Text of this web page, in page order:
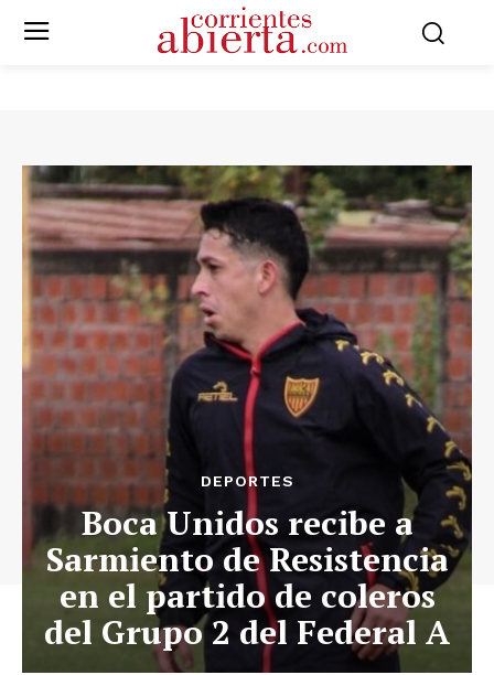
DEPORTES
Boca Unidos recibe a
Sarmiento de Resistencia
en el partido de coleros
del Grupo 2 del Federal A